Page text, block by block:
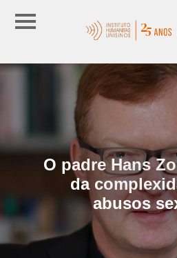
O padre Hans
da
abusos